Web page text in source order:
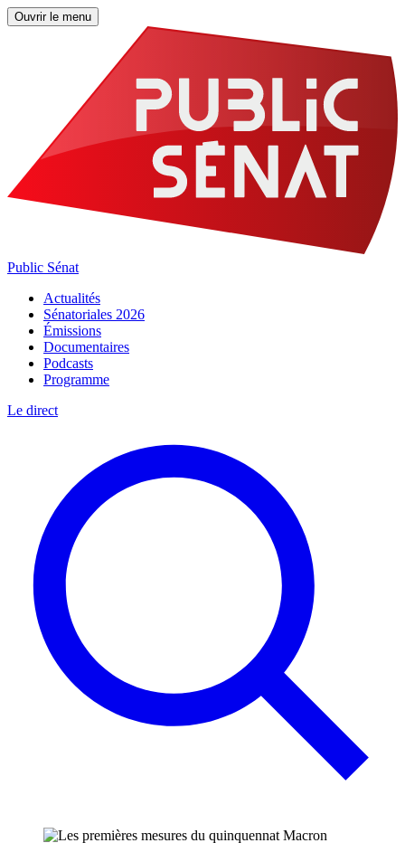
Ouvrir le menu
Public Sénat
Actualités
Sénatoriales 2026
Émissions
Documentaires
Podcasts
Programme
Le direct